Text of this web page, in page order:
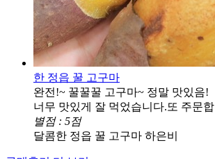
한 정읍 꿀 고구마
완전!~ 꿀꿀꿀 고구마~ 정말 맛있음!
너무 맛있게 잘 먹었습니다.또 주문
별점 : 5점
달콤한 정읍 꿀 고구마 하은비